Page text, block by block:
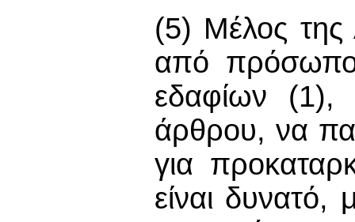
(5) Μέλος της
από
εδαφίων
άρθρου, να
για
είναι δυνατό,